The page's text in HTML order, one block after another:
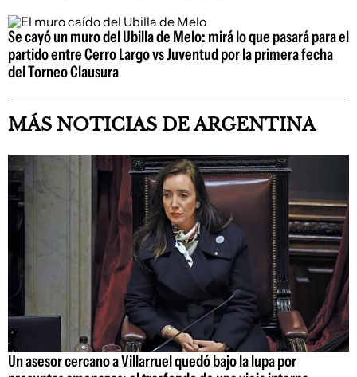
Se cayó un muro del Ubilla de Melo: mirá lo que pasará para el
partido entre Cerro Largo vs Juventud por la primera fecha
del Torneo Clausura
MÁS NOTICIAS DE ARGENTINA
Un asesor cercano a Villarruel quedó bajo la lupa por